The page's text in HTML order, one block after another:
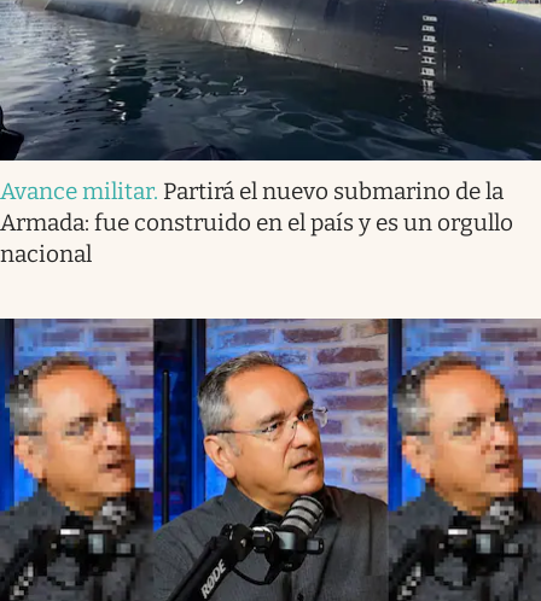
Avance militar. Partirá el nuevo submarino de la
Armada: fue construido en el país y es un orgullo
nacional